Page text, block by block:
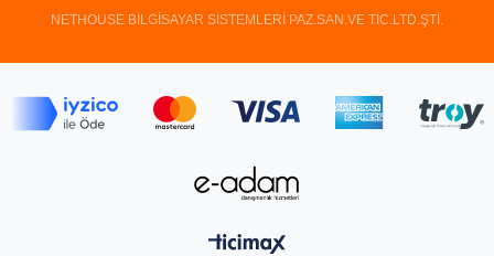
NETHOUSE BİLGİSAYAR SİSTEMLERİ PAZ.SAN.VE TİC.LTD.ŞTİ.